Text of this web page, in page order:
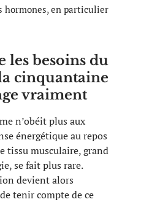
hormones, en particulier
les besoins du
cinquantaine
vraiment
n’obéit plus aux
énergétique au repos
tissu musculaire, grand
se fait plus rare.
devient alors
tenir compte de ce